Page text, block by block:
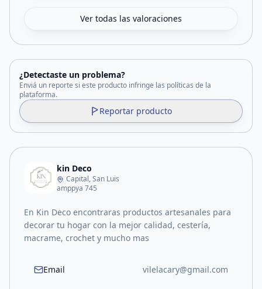
Ver todas las valoraciones
¿Detectaste un problema?
Enviá un reporte si este producto infringe las políticas de la
plataforma.
Reportar producto
kin Deco
Capital, San Luis
amppya 745
En Kin Deco encontraras productos artesanales para
decorar tu hogar con la mejor calidad, cestería,
macrame, crochet y mucho mas
Email vilelacary@gmail.com